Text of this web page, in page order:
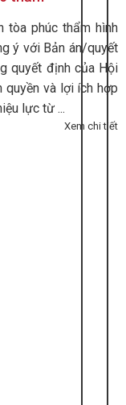
tòa phúc thẩm hình
ý với Bản án/quyết
quyết định của Hội
quyền và lợi ích hợp
lực từ ...
Xem chi tiết